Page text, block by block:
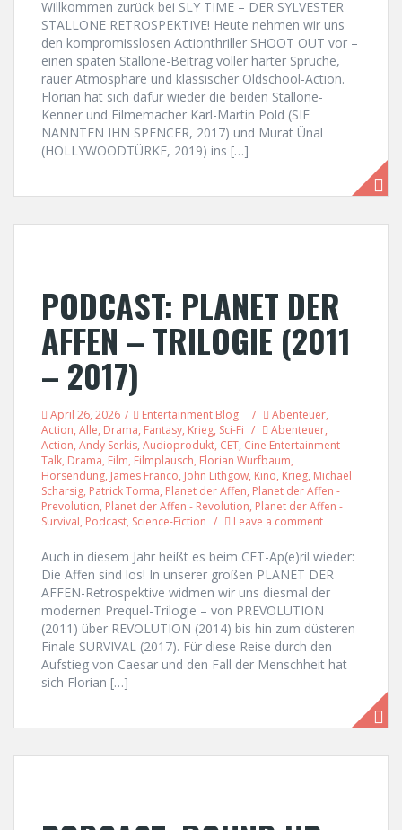
Willkommen zurück bei SLY TIME – DER SYLVESTER
STALLONE RETROSPEKTIVE! Heute nehmen wir uns
den kompromisslosen Actionthriller SHOOT OUT vor –
einen späten Stallone-Beitrag voller harter Sprüche,
rauer Atmosphäre und klassischer Oldschool-Action.
Florian hat sich dafür wieder die beiden Stallone-
Kenner und Filmemacher Karl-Martin Pold (SIE
NANNTEN IHN SPENCER, 2017) und Murat Ünal
(HOLLYWOODTÜRKE, 2019) ins […]
PODCAST: PLANET DER
AFFEN – TRILOGIE (2011
– 2017)
April 26, 2026 Entertainment Blog Abenteuer,
Action, Alle, Drama, Fantasy, Krieg, Sci-Fi Abenteuer,
Action, Andy Serkis, Audioprodukt, CET, Cine Entertainment
Talk, Drama, Film, Filmplausch, Florian Wurfbaum,
Hörsendung, James Franco, John Lithgow, Kino, Krieg, Michael
Scharsig, Patrick Torma, Planet der Affen, Planet der Affen -
Prevolution, Planet der Affen - Revolution, Planet der Affen -
Survival, Podcast, Science-Fiction Leave a comment
Auch in diesem Jahr heißt es beim CET-Ap(e)ril wieder:
Die Affen sind los! In unserer großen PLANET DER
AFFEN-Retrospektive widmen wir uns diesmal der
modernen Prequel-Trilogie – von PREVOLUTION
(2011) über REVOLUTION (2014) bis hin zum düsteren
Finale SURVIVAL (2017). Für diese Reise durch den
Aufstieg von Caesar und den Fall der Menschheit hat
sich Florian […]